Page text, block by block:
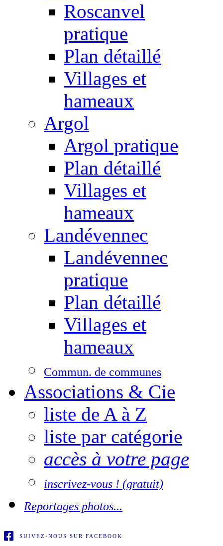
Roscanvel
pratique
Plan détaillé
Villages et
hameaux
Argol
Argol pratique
Plan détaillé
Villages et
hameaux
Landévennec
Landévennec
pratique
Plan détaillé
Villages et
hameaux
Commun. de communes
Associations & Cie
liste de A à Z
liste par catégorie
accès à votre page
inscrivez-vous ! (gratuit)
Reportages photos...
SUIVEZ-NOUS SUR FACEBOOK